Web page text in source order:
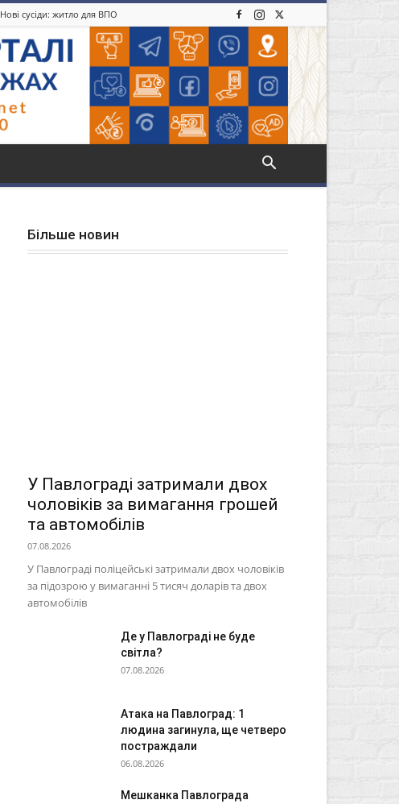
Нові сусіди: житло для ВПО
Більше новин
У Павлограді затримали двох
чоловіків за вимагання грошей
та автомобілів
07.08.2026
У Павлограді поліцейські затримали двох чоловіків
за підозрою у вимаганні 5 тисяч доларів та двох
автомобілів
Де у Павлограді не буде
світла?
07.08.2026
Атака на Павлоград: 1
людина загинула, ще четверо
постраждали
06.08.2026
Мешканка Павлограда